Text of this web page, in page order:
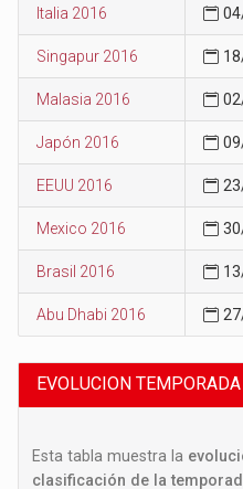
Italia 2016
Singapur 2016
Malasia 2016
Japón 2016
EEUU 2016
Mexico 2016
Brasil 2016
Abu Dhabi 2016
EVOLUCION
Esta tabla muestra la
clasificación de la